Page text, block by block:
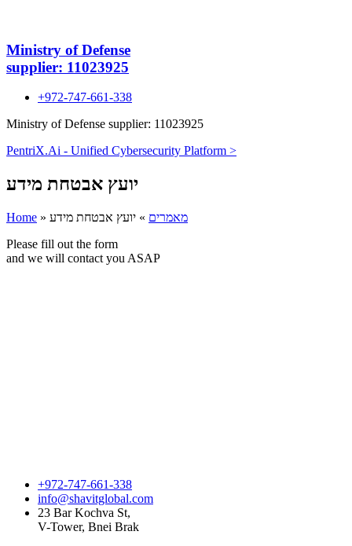
Ministry of Defense
supplier: 11023925
+972-747-661-338
Ministry of Defense supplier: 11023925
PentriX.Ai - Unified Cybersecurity Platform >
יועץ אבטחת מידע
Home » מאמרים » יועץ אבטחת מידע
Please fill out the form
and we will contact you ASAP
+972-747-661-338
info@shavitglobal.com
23 Bar Kochva St,
V-Tower, Bnei Brak